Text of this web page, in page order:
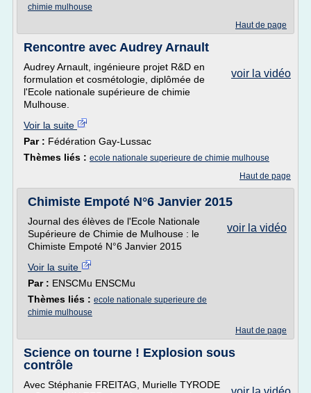
chimie mulhouse
Haut de page
Rencontre avec Audrey Arnault
voir la vidéo
Audrey Arnault, ingénieure projet R&D en
formulation et cosmétologie, diplômée de
l'Ecole nationale supérieure de chimie
Mulhouse.
Voir la suite
Par : Fédération Gay-Lussac
Thèmes liés : ecole nationale superieure de chimie mulhouse
Haut de page
Chimiste Empoté N°6 Janvier 2015
voir la vidéo
Journal des élèves de l'Ecole Nationale
Supérieure de Chimie de Mulhouse : le
Chimiste Empoté N°6 Janvier 2015
Voir la suite
Par : ENSCMu ENSCMu
Thèmes liés : ecole nationale superieure de
chimie mulhouse
Haut de page
Science on tourne ! Explosion sous
contrôle
Avec Stéphanie FREITAG, Murielle TYRODE